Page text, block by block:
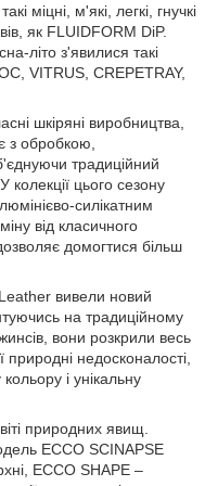
міцні, м'які, легкі, гнучкі
як FLUIDFORM DiP.
літо з'явилися такі
VITRUS, CREPETRAY,
шкіряні виробництва,
з обробкою,
традиційний
колекції цього сезону
силікатним
від класичного
домогтися більш
вивели новий
на традиційному
вони розкрили весь
природні недосконалості,
і унікальну
природних явищ.
ECCO SCINAPSE
ECCO SHAPE –